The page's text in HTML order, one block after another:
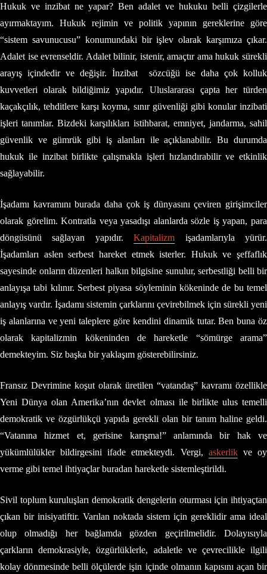
Hukuk ve inzibat ne yapar? Ben adalet ve hukuku belli çizgilerle
ayırmaktayım. Hukuk rejimin ve politik yapının gereklerine göre
“sistem savunucusu” konumundaki bir işlev olarak karşımıza çıkar.
Adalet ise evrenseldir. Adalet bilinir, istenir, amaçtır ama hukuk sürekli
arayış içindedir ve değişir. İnzibat sözcüğü ise daha çok kolluk
kuvvetleri olarak bildiğimiz yapıdır. Uluslararası çapta her türden
kaçakçılık, tehditlere karşı koyma, sınır güvenliği gibi konular inzibati
işleri tanımlar. Bizdeki karşılıkları istihbarat, emniyet, jandarma, sahil
güvenlik ve gümrük gibi iş alanları ile açıklanabilir. Bu durumda
hukuk ile inzibat birlikte çalışmakla işleri hızlandırabilir ve etkinlik
sağlayabilir.
İşadamı kavramını burada daha çok iş dünyasını çeviren girişimciler
olarak görelim. Kontratla veya yasadışı alanlarda sözle iş yapan, para
döngüsünü sağlayan yapıdır.Kapitalizm işadamlarıyla yürür.
İşadamları aslen serbest hareket etmek isterler. Hukuk ve şeffaflık
sayesinde onların düzenleri halkın bilgisine sunulur, serbestliği belli bir
anlayışa tabi kılınır. Serbest piyasa söyleminin kökeninde de bu temel
anlayış vardır. İşadamı sistemin çarklarını çevirebilmek için sürekli yeni
iş alanlarına ve yeni taleplere göre kendini dinamik tutar. Ben buna öz
olarak kapitalizmin kökeninden de hareketle “sömürge arama”
demekteyim. Siz başka bir yaklaşım gösterebilirsiniz.
Fransız Devrimine koşut olarak üretilen “vatandaş” kavramı özellikle
Yeni Dünya olan Amerika’nın devlet olması ile birlikte ulus temelli
demokratik ve özgürlükçü yapıda gerekli olan bir tanım haline geldi.
“Vatanına hizmet et, gerisine karışma!” anlamında bir hak ve
yükümlülükler bildirgesini ifade etmekteydi. Vergi, askerlikve oy
verme gibi temel ihtiyaçlar buradan hareketle sistemleştirildi.
Sivil toplum kuruluşları demokratik dengelerin oturması için ihtiyaçtan
çıkan bir inisiyatiftir. Varılan noktada sistem için gereklidir ama ideal
olup olmadığı her bağlamda gözden geçirilmelidir. Dolayısıyla
çarkların demokrasiyle, özgürlüklerle, adaletle ve çevrecilikle ilgili
kolay dönmesinde belli ölçülerde işin içinde olmanın kapısını açan bir